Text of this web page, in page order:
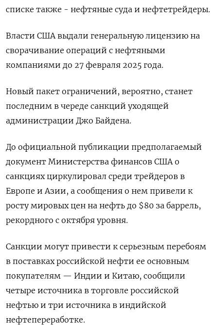
списке также - нефтяные суда и нефтетрейдеры.
Власти США выдали генеральную лицензию на
сворачивание операций с нефтяными
компаниями до 27 февраля 2025 года.
Новый пакет ограничений, вероятно, станет
последним в череде санкций уходящей
администрации Джо Байдена.
До официальной публикации предполагаемый
документ Министерства финансов США о
санкциях циркулировал среди трейдеров в
Европе и Азии, а сообщения о нем привели к
росту мировых цен на нефть до $80 за баррель,
рекордного с октября уровня.
Санкции могут привести к серьезным перебоям
в поставках российской нефти ее основным
покупателям — Индии и Китаю, сообщили
четыре источника в торговле российской
нефтью и три источника в индийской
нефтепереработке.